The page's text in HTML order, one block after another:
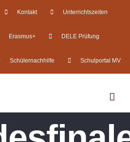
Kontakt Unterrichtszeiten
Erasmus+ DELE Prüfung
Schülernachhilfe Schulportal MV